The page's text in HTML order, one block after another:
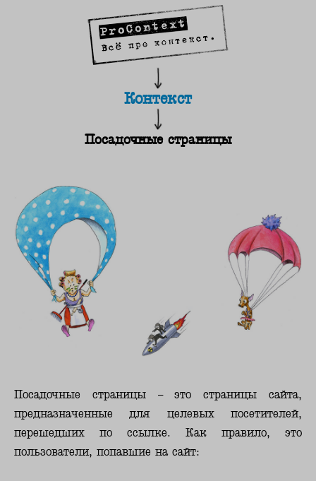
Контекст
Посадочные страницы
Посадочные страницы – это страницы сайта,
предназначенные для целевых посетителей,
перешедших по ссылке. Как правило, это
пользователи, попавшие на сайт: